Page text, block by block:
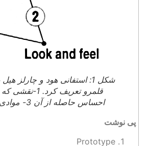
شکل 1: استفانی هود و
احساس حاصله از آن 3- موادی که شئ به واسطۀ آن تجسم می‌یابد(Houd and Hill).
پی نوشت
Prototype